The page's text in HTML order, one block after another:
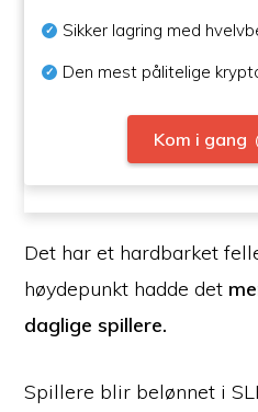
Sikker lagring med
Den mest pålitelige
Kom i gang
Det har et hardbarket
høydepunkt hadde det
daglige spillere.
Spillere blir belønnet i